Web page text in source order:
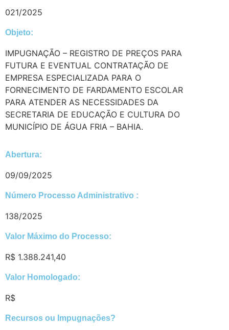
021/2025
Objeto:
IMPUGNAÇÃO – REGISTRO DE PREÇOS PARA
FUTURA E EVENTUAL CONTRATAÇÃO DE
EMPRESA ESPECIALIZADA PARA O
FORNECIMENTO DE FARDAMENTO ESCOLAR
PARA ATENDER AS NECESSIDADES DA
SECRETARIA DE EDUCAÇÃO E CULTURA DO
MUNICÍPIO DE ÁGUA FRIA – BAHIA.
Abertura:
09/09/2025
Número Processo Administrativo :
138/2025
Valor Máximo do Processo: ​
R$ 1.388.241,40
Valor Homologado: ​
R$
Recursos ou Impugnações? ​